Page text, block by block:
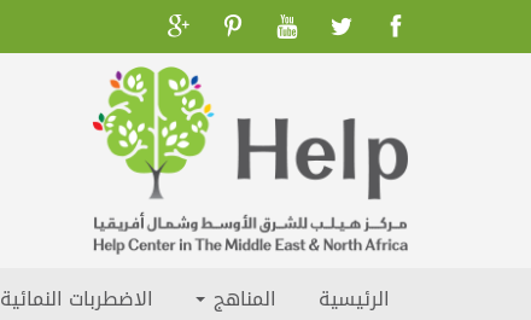
الرئيسية المناهج الاضطربات النمائية